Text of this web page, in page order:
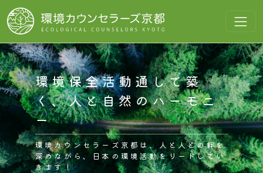
コンテンツへスキップ
メインナビゲーション
環境保全活動通して築
く、人と自然のハーモニ
ー
環境カウンセラーズ京都は、人と人との絆を
深めながら、日本の環境活動をリードしてい
きます！